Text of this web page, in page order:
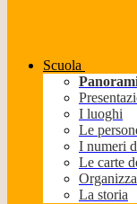
Scuola
I luoghi
Le
I numeri
Le carte
La storia